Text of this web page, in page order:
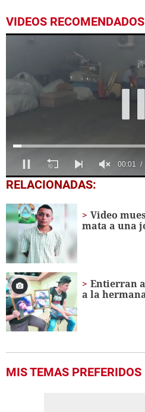
VIDEOS RECOMENDADOS
0
seconds
49
seconds
RELACIONADAS:
Video
mata a una
Entierran
a la
MIS TEMAS PREFERIDOS